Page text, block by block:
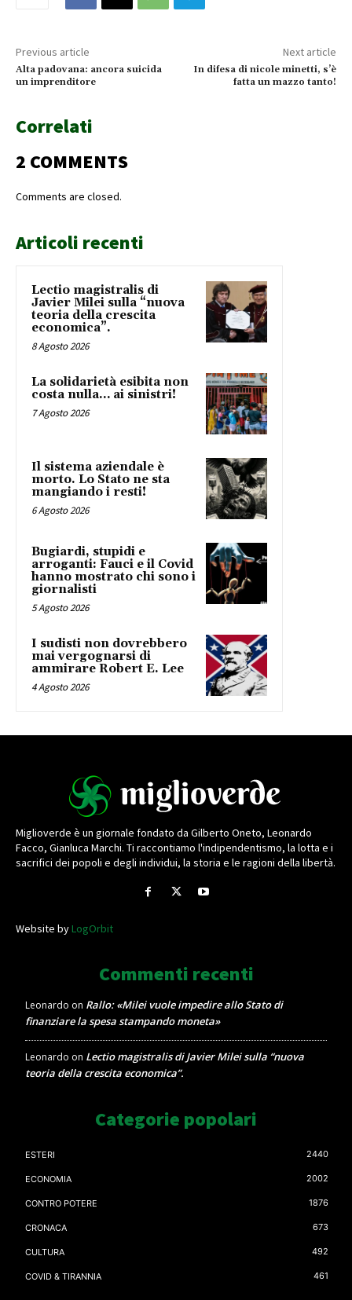
Previous article
Alta padovana: ancora suicida
un imprenditore
Next article
In difesa di nicole minetti, s’è
fatta un mazzo tanto!
Correlati
2 COMMENTS
Comments are closed.
Articoli recenti
Lectio magistralis di
Javier Milei sulla “nuova
teoria della crescita
economica”.
8 Agosto 2026
La solidarietà esibita non
costa nulla… ai sinistri!
7 Agosto 2026
Il sistema aziendale è
morto. Lo Stato ne sta
mangiando i resti!
6 Agosto 2026
Bugiardi, stupidi e
arroganti: Fauci e il Covid
hanno mostrato chi sono i
giornalisti
5 Agosto 2026
I sudisti non dovrebbero
mai vergognarsi di
ammirare Robert E. Lee
4 Agosto 2026
Miglioverde è un giornale fondato da Gilberto Oneto, Leonardo
Facco, Gianluca Marchi. Ti raccontiamo l'indipendentismo, la lotta e i
sacrifici dei popoli e degli individui, la storia e le ragioni della libertà.
Website byLogOrbit
Commenti recenti
Leonardo on Rallo: «Milei vuole impedire allo Stato di
finanziare la spesa stampando moneta»
Leonardo on Lectio magistralis di Javier Milei sulla “nuova
teoria della crescita economica”.
Categorie popolari
ESTERI 2440
ECONOMIA 2002
CONTRO POTERE 1876
CRONACA 673
CULTURA 492
COVID & TIRANNIA 461